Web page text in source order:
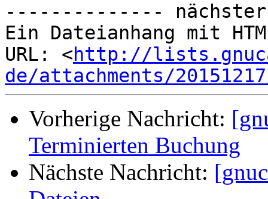
--------------
Ein Dateianhang mit
URL: <http://
de/attachments/
Vorherige Nachricht:
Terminierten Buchung
Nächste Nachricht: